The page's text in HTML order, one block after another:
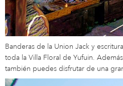
Banderas de la Union Jack y
toda la Villa Floral de Yufuin.
también puedes disfrutar de una